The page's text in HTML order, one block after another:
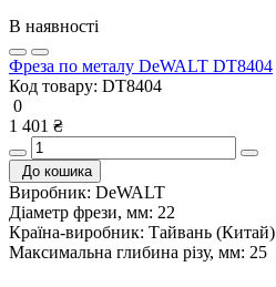
В наявності
Фреза по металу DeWALT DT8404
Код товару: DT8404
0
1 401 ₴
До кошика
Виробник: DeWALT
Діаметр фрези, мм: 22
Країна-виробник: Тайвань (Китай)
Максимальна глибина різу, мм: 25